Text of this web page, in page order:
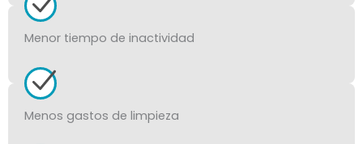
Menor tiempo de inactividad
Menos gastos de limpieza